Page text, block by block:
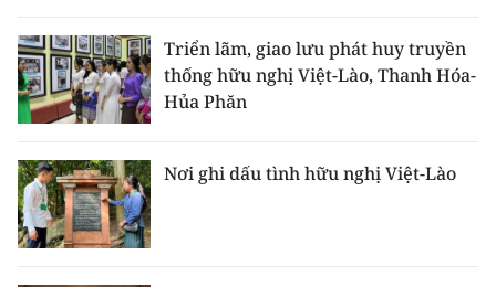
Triển lãm, giao lưu phát huy truyền
thống hữu nghị Việt-Lào, Thanh Hóa-
Hủa Phăn
Nơi ghi dấu tình hữu nghị Việt-Lào